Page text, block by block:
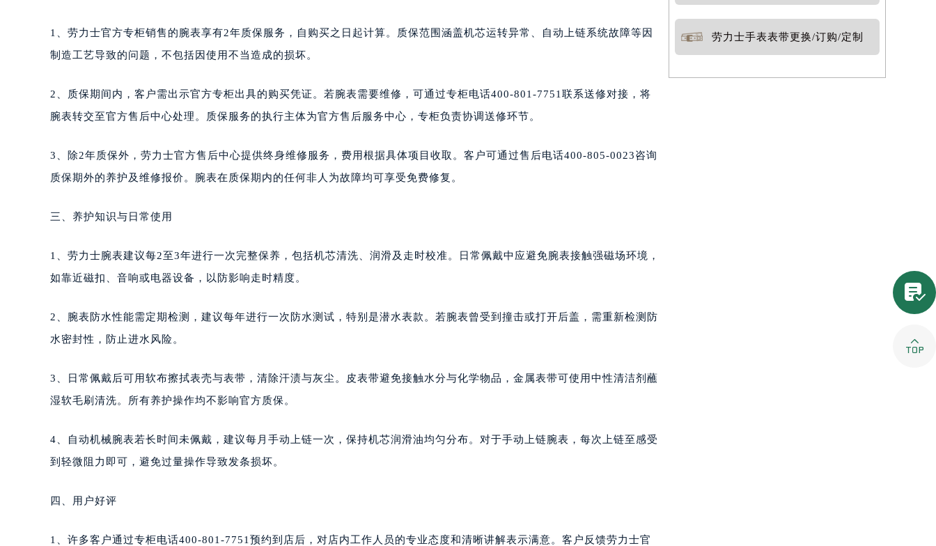
1、劳力士官方专柜销售的腕表享有2年质保服务，自购买之日起计算。质保范围涵盖机芯运转异常、自动上链系统故障等因
制造工艺导致的问题，不包括因使用不当造成的损坏。
2、质保期间内，客户需出示官方专柜出具的购买凭证。若腕表需要维修，可通过专柜电话400-801-7751联系送修对接，将
腕表转交至官方售后中心处理。质保服务的执行主体为官方售后服务中心，专柜负责协调送修环节。
3、除2年质保外，劳力士官方售后中心提供终身维修服务，费用根据具体项目收取。客户可通过售后电话400-805-0023咨询
质保期外的养护及维修报价。腕表在质保期内的任何非人为故障均可享受免费修复。
三、养护知识与日常使用
1、劳力士腕表建议每2至3年进行一次完整保养，包括机芯清洗、润滑及走时校准。日常佩戴中应避免腕表接触强磁场环境，
如靠近磁扣、音响或电器设备，以防影响走时精度。
2、腕表防水性能需定期检测，建议每年进行一次防水测试，特别是潜水表款。若腕表曾受到撞击或打开后盖，需重新检测防
水密封性，防止进水风险。
3、日常佩戴后可用软布擦拭表壳与表带，清除汗渍与灰尘。皮表带避免接触水分与化学物品，金属表带可使用中性清洁剂蘸
湿软毛刷清洗。所有养护操作均不影响官方质保。
4、自动机械腕表若长时间未佩戴，建议每月手动上链一次，保持机芯润滑油均匀分布。对于手动上链腕表，每次上链至感受
到轻微阻力即可，避免过量操作导致发条损坏。
四、用户好评
1、许多客户通过专柜电话400-801-7751预约到店后，对店内工作人员的专业态度和清晰讲解表示满意。客户反馈劳力士官
劳力士手表表带更换/订购/定制

